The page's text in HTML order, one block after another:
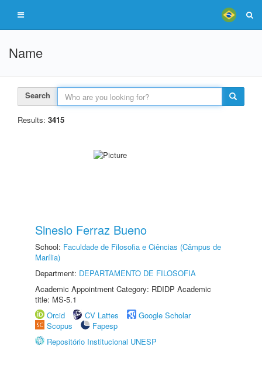
Name
Search
Results: 3415
Sinesio Ferraz Bueno
School: Faculdade de Filosofia e Ciências (Câmpus de
Marília)
Department: DEPARTAMENTO DE FILOSOFIA
Academic Appointment Category: RDIDP Academic
title: MS-5.1
Orcid
CV Lattes
Google Scholar
Scopus
Fapesp
Repositório Institucional UNESP